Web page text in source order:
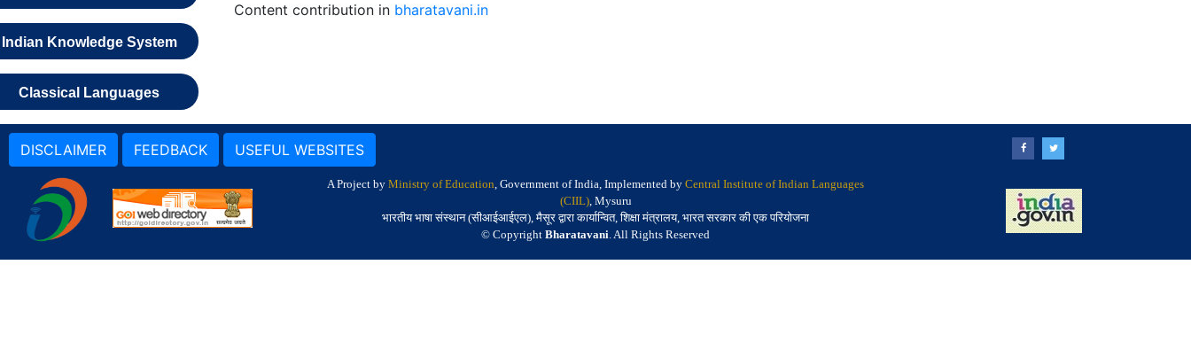
Indian Knowledge System
Classical Languages
Content contribution in bharatavani.in
DISCLAIMER FEEDBACK USEFUL WEBSITES
A Project by Ministry of Education, Government of India, Implemented by Central Institute of Indian Languages
(CIIL), Mysuru
भारतीय भाषा संस्थान (सीआईआईएल), मैसूर द्वारा कार्यान्वित, शिक्षा मंत्रालय, भारत सरकार की एक परियोजना
© Copyright Bharatavani. All Rights Reserved